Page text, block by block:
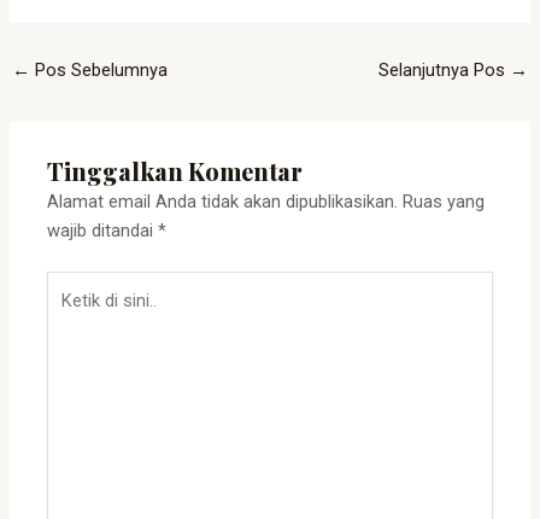
← Pos Sebelumnya Selanjutnya Pos →
Tinggalkan Komentar
Alamat email Anda tidak akan dipublikasikan. Ruas yang
wajib ditandai*